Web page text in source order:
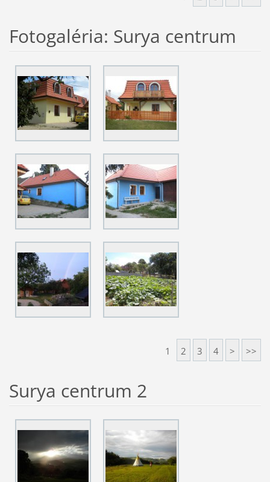
Fotogaléria: Surya centrum
1 2 3 4 > >>
Surya centrum 2